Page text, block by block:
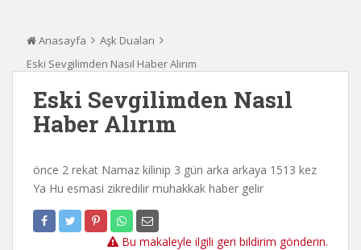
Anasayfa
Aşk Duaları
Eski Sevgilimden Nasıl Haber Alırım
Eski Sevgilimden Nasıl
Haber Alırım
önce 2 rekat Namaz kilinip 3 gün arka arkaya 1513 kez
Ya Hu esmasi zikredilir muhakkak haber gelir
Bu makaleyle ilgili geri bildirim gönderin.